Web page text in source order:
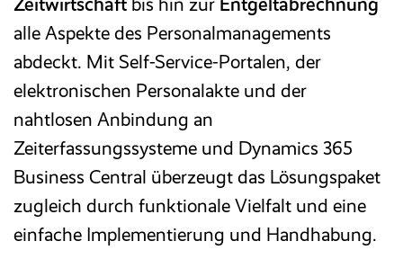
Faktura
Excel-basiertes Reporting
Archivierung/Workflow
E-Bilanz
alle Aspekte des Personalmanagements
abdeckt. Mit Self-Service-Portalen, der
elektronischen Personalakte und der
nahtlosen Anbindung an
Zeiterfassungssysteme und Dynamics 365
Business Central überzeugt das Lösungspaket
zugleich durch funktionale Vielfalt und eine
einfache Implementierung und Handhabung.